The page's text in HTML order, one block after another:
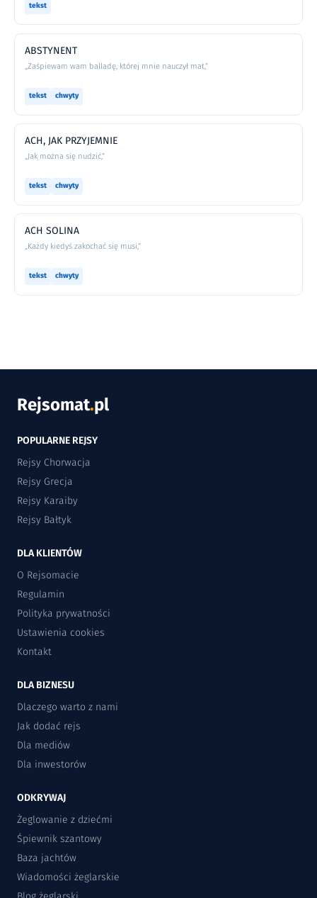
tekst
ABSTYNENT
„Zaśpiewam wam balladę, której mnie nauczył mat,”
tekst chwyty
ACH, JAK PRZYJEMNIE
„Jak można się nudzić,”
tekst chwyty
ACH SOLINA
„Każdy kiedyś zakochać się musi,”
tekst chwyty
Rejsomat.pl
POPULARNE REJSY
Rejsy Chorwacja
Rejsy Grecja
Rejsy Karaiby
Rejsy Bałtyk
DLA KLIENTÓW
O Rejsomacie
Regulamin
Polityka prywatności
Ustawienia cookies
Kontakt
DLA BIZNESU
Dlaczego warto z nami
Jak dodać rejs
Dla mediów
Dla inwestorów
ODKRYWAJ
Żeglowanie z dziećmi
Śpiewnik szantowy
Baza jachtów
Wiadomości żeglarskie